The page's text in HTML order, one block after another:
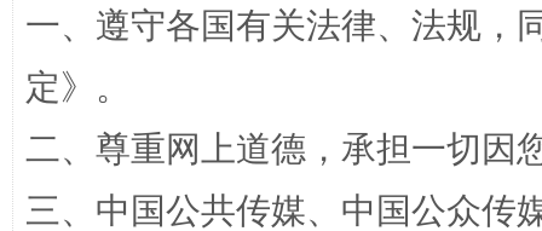
一、遵守各国有关法律、法规，
定》。
二、尊重网上道德，承担一切因
三、中国公共传媒、中国公众传